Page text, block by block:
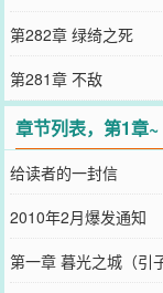
第282章 绿绮之死
第281章 不敌
章节列表，第1章
给读者的一封信
2010年2月爆发通知
第一章 暮光之城（引